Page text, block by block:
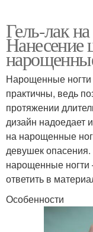
Гель-лак
Нанесение
Нарощенные
практичны, ведь
протяжении
дизайн надоедает
на нарощенные
девушек
нарощенные ногти
ответить в
Особенности